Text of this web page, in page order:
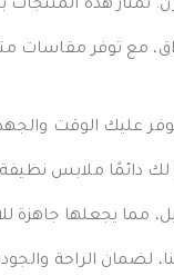
هذه المنتجات
مع توفر مقاسات
عليك الوقت
دائمًا ملابس
مما يجعلها
لضمان الراحة